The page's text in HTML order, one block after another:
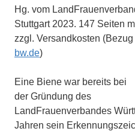
Hg. vom
Stuttgart 2023. 147 Seiten
zzgl. Versandkosten
bw.de)
Eine Biene war bereits bei
der Gründung des
LandFrauenverbandes
Jahren sein